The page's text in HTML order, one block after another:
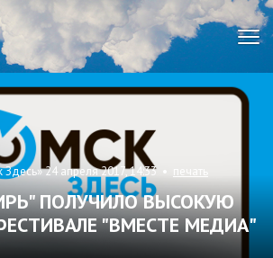
24 апреля 2017, 14:33 • печать
ПОЛУЧИЛО ВЫСОКУЮ
"ВМЕСТЕ МЕДИА"